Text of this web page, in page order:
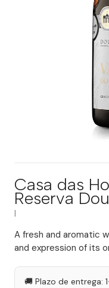
Casa das
Reserva
A fresh and aromatic
and expression of its
🚚 Plazo de entrega: